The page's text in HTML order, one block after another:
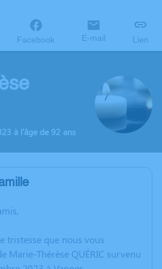
Facebook E-mail Lien
à l'âge de 92 ans
tristesse que nous vous
Marie-Thérèse QUÉRIC survenu